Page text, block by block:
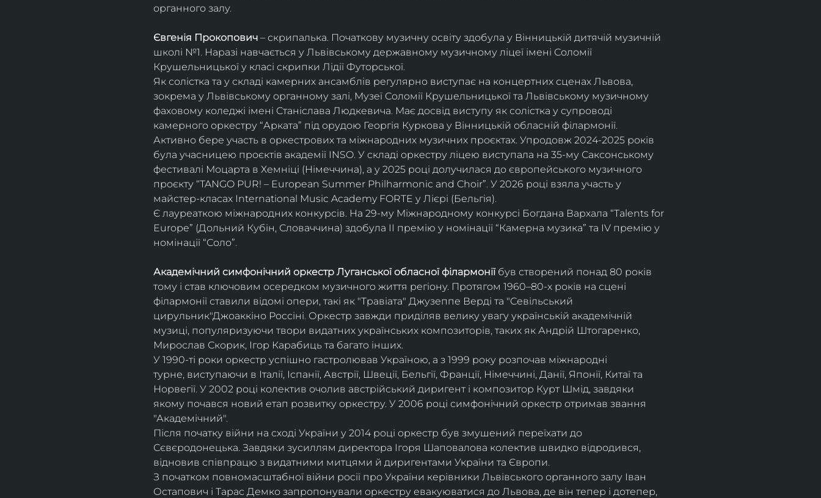
органного залу.
Євгенія Прокопович – скрипалька. Початкову музичну освіту здобула у Вінницькій дитячій музичній
школі №1. Наразі навчається у Львівському державному музичному ліцеї імені Соломії
Крушельницької у класі скрипки Лідії Футорської.
Як солістка та у складі камерних ансамблів регулярно виступає на концертних сценах Львова,
зокрема у Львівському органному залі, Музеї Соломії Крушельницької та Львівському музичному
фаховому коледжі імені Станіслава Людкевича. Має досвід виступу як солістка у супроводі
камерного оркестру “Арката” під орудою Георгія Куркова у Вінницькій обласній філармонії.
Активно бере участь в оркестрових та міжнародних музичних проєктах. Упродовж 2024-2025 років
була учасницею проєктів академії INSO. У складі оркестру ліцею виступала на 35-му Саксонському
фестивалі Моцарта в Хемніці (Німеччина), а у 2025 році долучилася до європейського музичного
проєкту “TANGO PUR! – European Summer Philharmonic and Choir”. У 2026 році взяла участь у
майстер-класах International Music Academy FORTE у Лієрі (Бельгія).
Є лауреаткою міжнародних конкурсів. На 29-му Міжнародному конкурсі Богдана Вархала “Talents for
Europe” (Дольний Кубін, Словаччина) здобула ІІ премію у номінації “Камерна музика” та IV премію у
номінації “Соло”.
Академічний симфонічний оркестр Луганської обласної філармонії був створений понад 80 років
тому і став ключовим осередком музичного життя регіону. Протягом 1960–80-х років на сцені
філармонії ставили відомі опери, такі як "Травіата" Джузеппе Верді та "Севільський
цирульник"Джоаккіно Россіні. Оркестр завжди приділяв велику увагу українській академічній
музиці, популяризуючи твори видатних українських композиторів, таких як Андрій Штогаренко,
Мирослав Скорик, Ігор Карабиць та багато інших.
У 1990-ті роки оркестр успішно гастролював Україною, а з 1999 року розпочав міжнародні
турне, виступаючи в Італії, Іспанії, Австрії, Швеції, Бельгії, Франції, Німеччині, Данії, Японії, Китаї та
Норвегії. У 2002 році колектив очолив австрійський диригент і композитор Курт Шмід, завдяки
якому почався новий етап розвитку оркестру. У 2006 році симфонічний оркестр отримав звання
"Академічний".
Після початку війни на сході України у 2014 році оркестр був змушений переїхати до
Сєвєродонецька. Завдяки зусиллям директора Ігоря Шаповалова колектив швидко відродився,
відновив співпрацю з видатними митцями й диригентами України та Європи.
З початком повномасштабної війни росії про України керівники Львівського органного залу Іван
Остапович і Тарас Демко запропонували оркестру евакуюватися до Львова, де він тепер і дотепер,